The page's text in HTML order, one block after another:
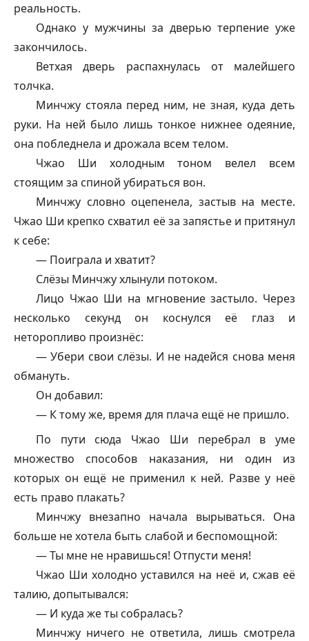
реальность.
Однако у мужчины за дверью терпение уже
закончилось.
Ветхая дверь распахнулась от малейшего
толчка.
Минчжу стояла перед ним, не зная, куда деть
руки. На ней было лишь тонкое нижнее одеяние,
она побледнела и дрожала всем телом.
Чжао Ши холодным тоном велел всем
стоящим за спиной убираться вон.
Минчжу словно оцепенела, застыв на месте.
Чжао Ши крепко схватил её за запястье и притянул
к себе:
— Поиграла и хватит?
Слёзы Минчжу хлынули потоком.
Лицо Чжао Ши на мгновение застыло. Через
несколько секунд он коснулся её глаз и
неторопливо произнёс:
— Убери свои слёзы. И не надейся снова меня
обмануть.
Он добавил:
— К тому же, время для плача ещё не пришло.
По пути сюда Чжао Ши перебрал в уме
множество способов наказания, ни один из
которых он ещё не применил к ней. Разве у неё
есть право плакать?
Минчжу внезапно начала вырываться. Она
больше не хотела быть слабой и беспомощной:
— Ты мне не нравишься! Отпусти меня!
Чжао Ши холодно уставился на неё и, сжав её
талию, допытывался:
— И куда же ты собралась?
Минчжу ничего не ответила, лишь смотрела